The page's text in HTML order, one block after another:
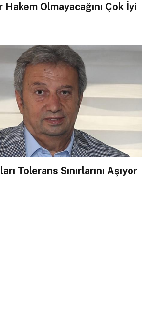
Olmayacağını Çok İyi
Tolerans Sınırlarını Aşıyor